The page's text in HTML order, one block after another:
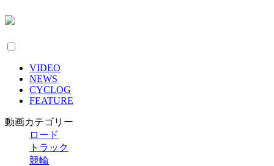
VIDEO
NEWS
CYCLOG
FEATURE
動画カテゴリー
ロード
トラック
競輪